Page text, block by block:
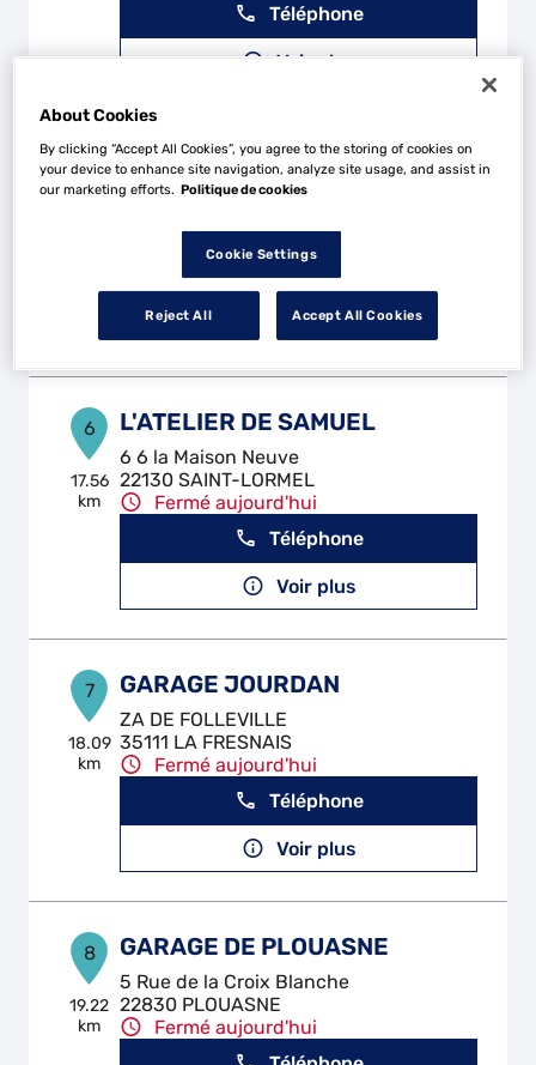
Téléphone
Voir plus
5 AUTO SERVICES
8 B Rue du Marche
Fermé aujourd'hui
Téléphone
Voir plus
6
17.56
km
L'ATELIER DE SAMUEL
6 6 la Maison Neuve
22130 SAINT-LORMEL
Fermé aujourd'hui
Téléphone
Voir plus
7
18.09
km
GARAGE JOURDAN
ZA DE FOLLEVILLE
35111 LA FRESNAIS
Fermé aujourd'hui
Téléphone
Voir plus
8
19.22
km
GARAGE DE PLOUASNE
5 Rue de la Croix Blanche
22830 PLOUASNE
Fermé aujourd'hui
About Cookies
By clicking “Accept All Cookies”, you agree to the storing of cookies on
your device to enhance site navigation, analyze site usage, and assist in
our marketing efforts. Politique de cookies
Cookie Settings
Reject All Accept All Cookies